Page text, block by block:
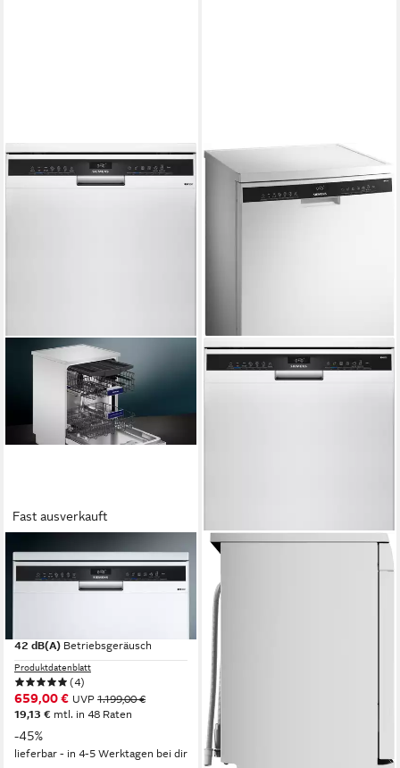
Fast ausverkauft
SIEMENS
Standgeschirrspüler iQ300
SN23EW03ME
42 dB(A) Betriebsgeräusch
Produktdatenblatt
(4)
659,00 € UVP 1.199,00 €
19,13 € mtl. in 48 Raten
-45%
lieferbar - in 4-5 Werktagen bei dir
SIEMENS
SN23HW05ME
60 x 84,5 x 60 cm
44 dB(A)
Produktdatenblatt
619,00 €
17,97 €
-48%
lieferbar - in 4-5 Werktagen bei dir